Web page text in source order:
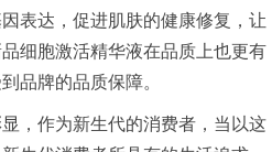
表达，促进肌肤的健康修复，让
细胞激活精华液在品质上也更有
品牌的品质保障。
，作为新生代的消费者，当以这